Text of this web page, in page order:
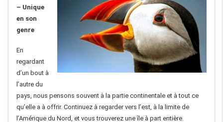
– Unique
en son
genre
En
regardant
d’un bout à
l’autre du
pays, nous pensons souvent à la partie continentale et à tout ce
qu’elle a à offrir. Continuez à regarder vers l’est, à la limite de
l’Amérique du Nord, et vous trouverez une île à part entière.